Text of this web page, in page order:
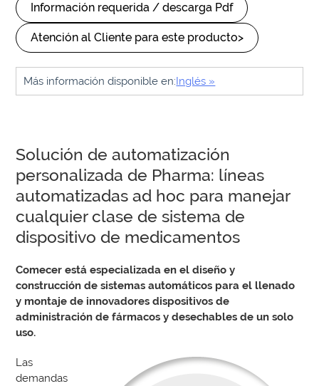
Información requerida / descarga Pdf
Atención al Cliente para este producto>
Más información disponible en:Inglés »
Solución de automatización
personalizada de Pharma: líneas
automatizadas ad hoc para manejar
cualquier clase de sistema de
dispositivo de medicamentos
Comecer está especializada en el diseño y
construcción de sistemas automáticos para el llenado
y montaje de innovadores dispositivos de
administración de fármacos y desechables de un solo
uso.
Las
demandas